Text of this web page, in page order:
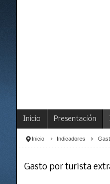
Inicio Presentación
Inicio Indicadores
Gasto por turista